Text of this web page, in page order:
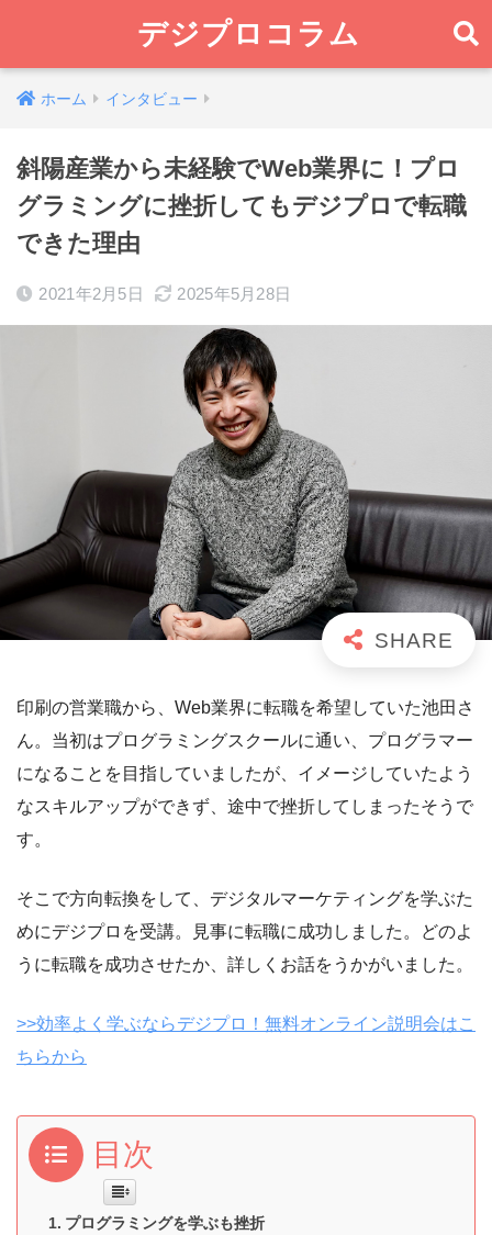
デジプロコラム
ホーム インタビュー
斜陽産業から未経験でWeb業界に！プロ
グラミングに挫折してもデジプロで転職
できた理由
2021年2月5日 2025年5月28日
印刷の営業職から、Web業界に転職を希望していた池田さ
ん。当初はプログラミングスクールに通い、プログラマー
になることを目指していましたが、イメージしていたよう
なスキルアップができず、途中で挫折してしまったそうで
す。
そこで方向転換をして、デジタルマーケティングを学ぶた
めにデジプロを受講。見事に転職に成功しました。どのよ
うに転職を成功させたか、詳しくお話をうかがいました。
>>効率よく学ぶならデジプロ！無料オンライン説明会はこ
ちらから
目次
プログラミングを学ぶも挫折